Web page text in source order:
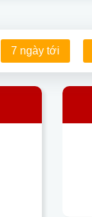
7 ngày tới